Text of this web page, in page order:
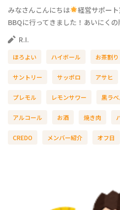
みなさんこんにちは
経営サポート
BBQに行ってきました！あいにく
R.I.
ほろよい ハイボール お茶割り
サントリー サッポロ アサヒ
プレモル レモンサワー 黒ラベ
アルコール お酒 焼き肉
CREDO メンバー紹介 オフ日